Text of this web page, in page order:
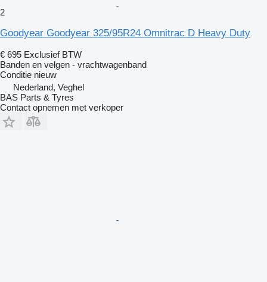
2
Goodyear Goodyear 325/95R24 Omnitrac D Heavy Duty
€ 695 Exclusief BTW
Banden en velgen - vrachtwagenband
Conditie nieuw
Nederland, Veghel
BAS Parts & Tyres
Contact opnemen met verkoper